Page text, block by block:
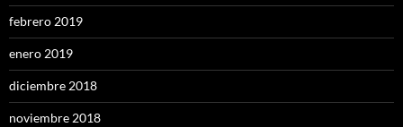
febrero 2019
enero 2019
diciembre 2018
noviembre 2018